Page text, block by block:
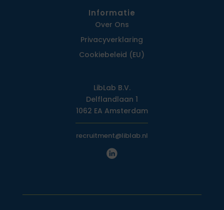
Informatie
Over Ons
Privacy­verklaring
Cookiebeleid (EU)
LibLab B.V.
Delflandlaan 1
1062 EA Amsterdam
recruitment@liblab.nl